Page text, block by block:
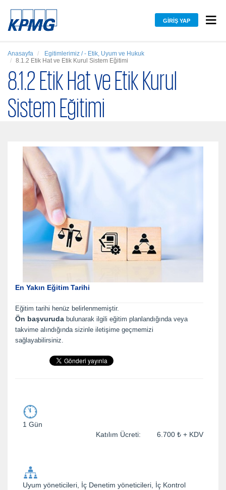
GIRIŞ YAP
Anasayfa
Egitimlerimiz / - Etik, Uyum ve Hukuk
8.1.2 Etik Hat ve Etik Kurul Sistem Eğitimi
8.1.2 Etik Hat ve Etik Kurul
Sistem Eğitimi
En Yakın Eğitim Tarihi
Eğitim tarihi henüz belirlenmemiştir.
Ön başvuruda bulunarak ilgili eğitim planlandığında veya
takvime alındığında sizinle iletişime geçmemizi
sağlayabilirsiniz.
1 Gün
Katılım Ücreti: 6.700 ₺ + KDV
Uyum yöneticileri, İç Denetim yöneticileri, İç Kontrol